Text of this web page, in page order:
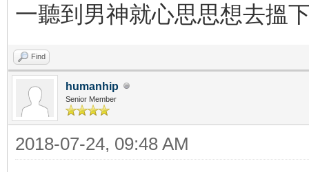
一聽到男神就心思思想去搵
Find
humanhip
Senior Member
2018-07-24, 09:48 AM